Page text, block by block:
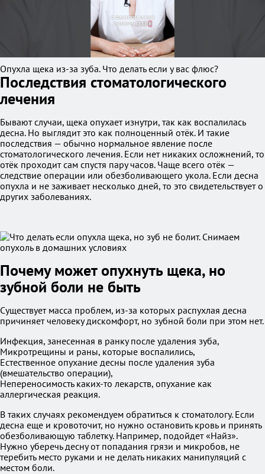
Опухла щека из-за зуба. Что делать если у вас флюс?
Последствия стоматологического
лечения
Бывают случаи, щека опухает изнутри, так как воспалилась
десна. Но выглядит это как полноценный отёк. И такие
последствия — обычно нормальное явление после
стоматологического лечения. Если нет никаких осложнений, то
отёк проходит сам спустя пару часов. Чаще всего отёк —
следствие операции или обезболивающего укола. Если десна
опухла и не заживает несколько дней, то это свидетельствует о
других заболеваниях.
Почему может опухнуть щека, но
зубной боли не быть
Существует масса проблем, из-за которых распухлая десна
причиняет человеку дискомфорт, но зубной боли при этом нет.
Инфекция, занесенная в ранку после удаления зуба,
Микротрещины и раны, которые воспалились,
Естественное опухание десны после удаления зуба
(вмешательство операции),
Непереносимость каких-то лекарств, опухание как
аллергическая реакция.
В таких случаях рекомендуем обратиться к стоматологу. Если
десна еще и кровоточит, но нужно остановить кровь и принять
обезболивающую таблетку. Например, подойдет «Найз».
Нужно уберечь десну от попадания грязи и микробов, не
теребить место руками и не делать никаких манипуляций с
местом боли.